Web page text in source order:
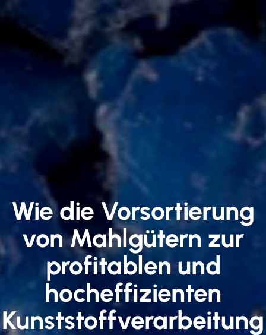
Wie die Vorsortierung
von Mahlgütern zur
profitablen und
hocheffizienten
Kunststoffverarbeitung